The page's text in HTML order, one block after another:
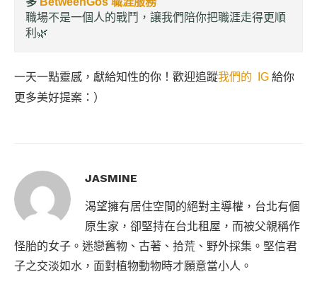
職場不是一個人的戰鬥，讓我們陪你把職涯走得更順
利🌿
一天一點靈感，獻給知性的你！歡迎追蹤我們的 IG 給你
更多美好提案：）
JASMINE
渴望擁有居住空間的絕對主導權，台北有個
原生家，卻堅持在台北租屋，而被父親稱作
怪胎的女子。迷戀舊物、古著、拾荒、野外採集。堅信君
子之交淡如水，面對植物動物時才願意當小人。